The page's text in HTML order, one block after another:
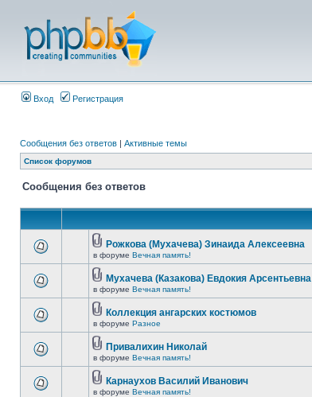
Вход Регистрация
Сообщения без ответов | Активные темы
Список форумов
Сообщения без ответов
Рожкова (Мухачева) Зинаида Алексеевна
в форуме Вечная память!
Мухачева (Казакова) Евдокия Арсентьевна
в форуме Вечная память!
Коллекция ангарских костюмов
в форуме Разное
Привалихин Николай
в форуме Вечная память!
Карнаухов Василий Иванович
в форуме Вечная память!